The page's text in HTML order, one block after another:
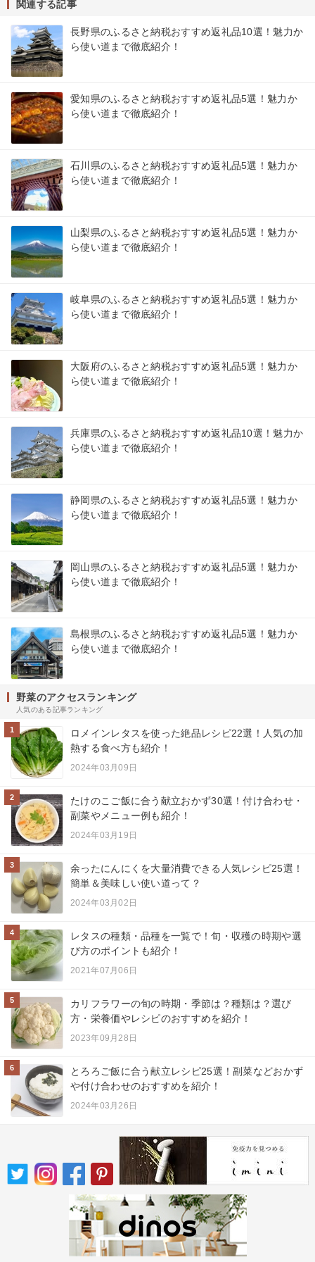
関連する記事
長野県のふるさと納税おすすめ返礼品10選！魅力か
ら使い道まで徹底紹介！
愛知県のふるさと納税おすすめ返礼品5選！魅力か
ら使い道まで徹底紹介！
石川県のふるさと納税おすすめ返礼品5選！魅力か
ら使い道まで徹底紹介！
山梨県のふるさと納税おすすめ返礼品5選！魅力か
ら使い道まで徹底紹介！
岐阜県のふるさと納税おすすめ返礼品5選！魅力か
ら使い道まで徹底紹介！
大阪府のふるさと納税おすすめ返礼品5選！魅力か
ら使い道まで徹底紹介！
兵庫県のふるさと納税おすすめ返礼品10選！魅力か
ら使い道まで徹底紹介！
静岡県のふるさと納税おすすめ返礼品5選！魅力か
ら使い道まで徹底紹介！
岡山県のふるさと納税おすすめ返礼品5選！魅力か
ら使い道まで徹底紹介！
島根県のふるさと納税おすすめ返礼品5選！魅力か
ら使い道まで徹底紹介！
野菜のアクセスランキング
人気のある記事ランキング
1
ロメインレタスを使った絶品レシピ22選！人気の加
熱する食べ方も紹介！
2024年03月09日
2
たけのこご飯に合う献立おかず30選！付け合わせ・
副菜やメニュー例も紹介！
2024年03月19日
3
余ったにんにくを大量消費できる人気レシピ25選！
簡単＆美味しい使い道って？
2024年03月02日
4
レタスの種類・品種を一覧で！旬・収穫の時期や選
び方のポイントも紹介！
2021年07月06日
5
カリフラワーの旬の時期・季節は？種類は？選び
方・栄養価やレシピのおすすめを紹介！
2023年09月28日
6
とろろご飯に合う献立レシピ25選！副菜などおかず
や付け合わせのおすすめを紹介！
2024年03月26日